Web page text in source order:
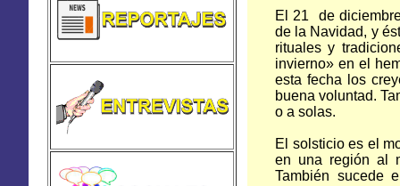
El 21 de
de la Navidad, y
rituales y
invierno» en el
esta fecha los
buena voluntad.
o a solas.
El solsticio es el
en una región al
También sucede